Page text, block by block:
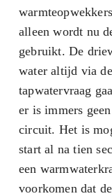
alleen wordt nu
gebruikt. De
water altijd via
tapwatervraag
er is immers
circuit. Het is
start al na tien
een
voorkomen dat